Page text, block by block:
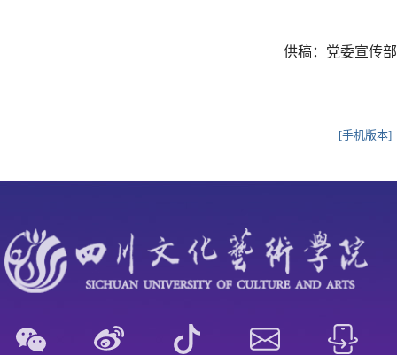
供稿：党委宣传
[手机版本]